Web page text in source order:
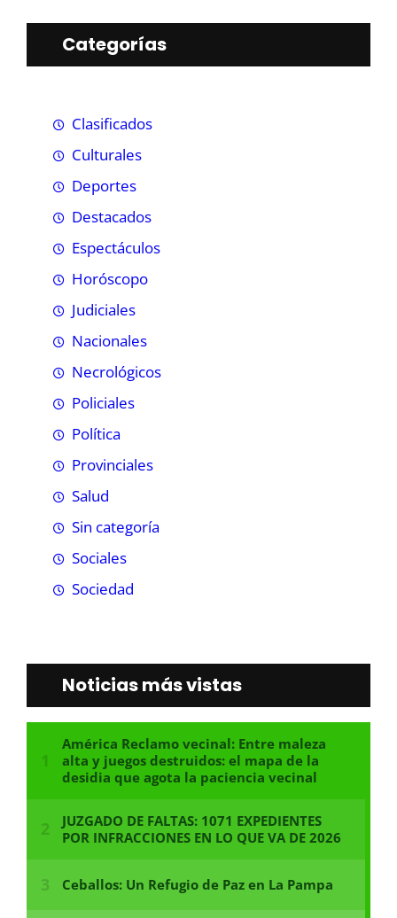
Categorías
Clasificados
Culturales
Deportes
Destacados
Espectáculos
Horóscopo
Judiciales
Nacionales
Necrológicos
Policiales
Política
Provinciales
Salud
Sin categoría
Sociales
Sociedad
Noticias más vistas